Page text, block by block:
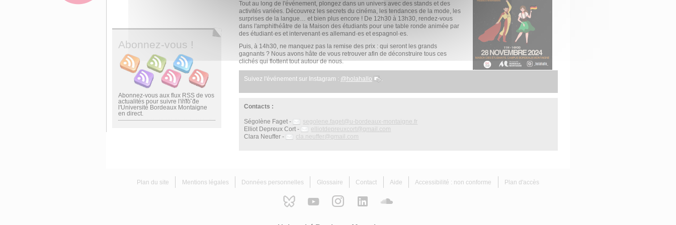
Abonnez-vous !
Abonnez-vous aux flux RSS de vos
actualités pour suivre l'info de
l'Université Bordeaux Montaigne
en direct.
Tout au long de l'événement, plongez dans un univers avec des stands et des
activités variées. Découvrez les secrets du cinéma, les tendances de la mode, les
surprises de la langue… et bien plus encore ! De 12h30 à 13h30, rendez-vous
dans l'amphithéâtre de la Maison des étudiants pour une table ronde animée par
des étudiant·es et intervenant·es allemand·es et espagnol·es.
Puis, à 14h30, ne manquez pas la remise des prix : qui seront les grands
gagnants ? Nous avons hâte de vous retrouver afin de déconstruire tous ces
clichés qui flottent tout autour de nous.
Suivez l'événement sur Instagram : @holahallo .
Contacts :
Ségolène Faget -
segolene.faget@u-bordeaux-montaigne.fr
Elliot Depreux Cort -
elliotdepreuxcort@gmail.com
Clara Neuffer -
cla.neuffer@gmail.com
Plan du site Mentions légales Données personnelles Glossaire Contact Aide Accessibilité : non conforme Plan d'accès